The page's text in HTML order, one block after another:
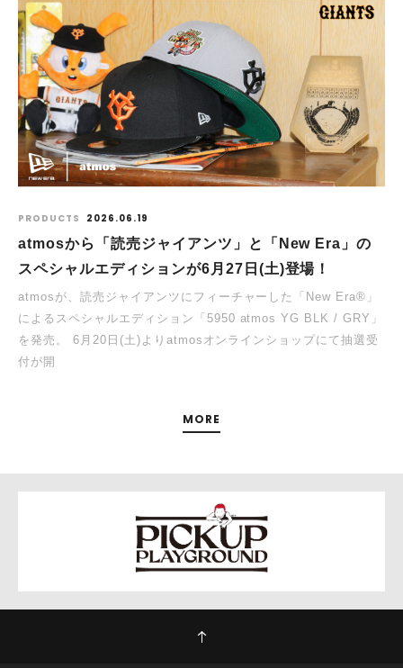
PRODUCTS 2026.06.19
atmosから「読売ジャイアンツ」と「New Era」の
スペシャルエディションが6月27日(土)登場！
atmosが、読売ジャイアンツにフィーチャーした「New Era®」
によるスペシャルエディション「5950 atmos YG BLK / GRY」
を発売。 6月20日(土)よりatmosオンラインショップにて抽選受
付が開
MORE